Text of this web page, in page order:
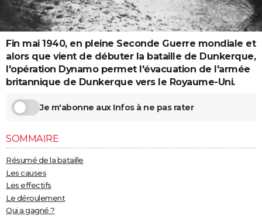
Destinations
City break
Voyage nature
Voyage de noces
Forum
ClimatPHOTO
GUIDES D'ACHAT
BONS PLANS
CARTE DE VOEUX
Carte de Noël
Carte Bonne année
Carte Saint-Valentin
Carte Pâques
Carte d'anniversaire
DICTIONNAIRE
COPAINS D'AVANT
S'inscrire
Se connecter
Lycées
Collèges
Primaires
Universités
Entreprises
Service militaire
Avis de recherche
AVIS DE DÉCÈS
FORUM
Fin mai 1940, en pleine Seconde Guerre mondiale et
alors que vient de débuter la bataille de Dunkerque,
l'opération Dynamo permet l'évacuation de l'armée
britannique de Dunkerque vers le Royaume-Uni.
Je m'abonne aux Infos à ne pas rater
SOMMAIRE
Résumé de la bataille
Les causes
Les effectifs
Le déroulement
Qui a gagné ?